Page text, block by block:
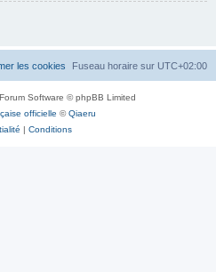
Fuseau horaire sur UTC+02:00
les cookies
Software © phpBB Limited
officielle ©Qiaeru
| Conditions